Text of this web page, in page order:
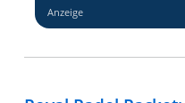
Anzeige